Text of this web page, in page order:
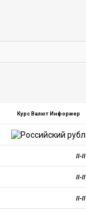
Курс Валют Информер
//-//
//-//
//-//